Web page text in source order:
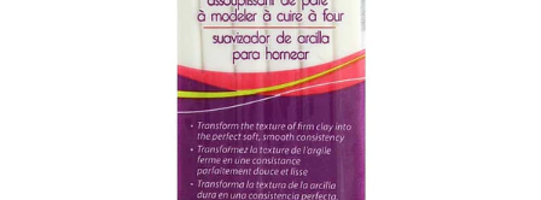
Juguetería
Nuestras Marcas